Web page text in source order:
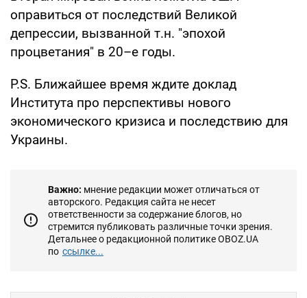
оправиться от последствий Великой
депрессии, вызванной т.н. "эпохой
процветания" в 20–е годы.
P.S. Ближайшее время ждите доклад
Института про перспективы нового
экономического кризиса и последствию для
Украины.
Важно: мнение редакции может отличаться от
авторского. Редакция сайта не несет
ответственности за содержание блогов, но
стремится публиковать различные точки зрения.
Детальнее о редакционной политике OBOZ.UA
по ссылке...